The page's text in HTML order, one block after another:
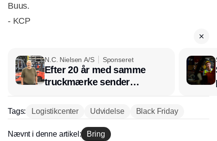
Buus.
- KCP
N.C. Nielsen A/S Sponseret
Efter 20 år med samme
truckmærke sender
lagerchef stafetten videre
hos INOX
Tags: Logistikcenter Udvidelse Black Friday
Nævnt i denne artikel: Bring